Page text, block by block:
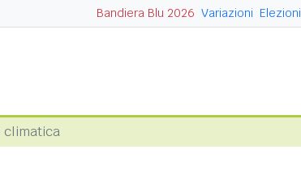
Bandiera Blu 2026 Variazioni Elezioni
climatica